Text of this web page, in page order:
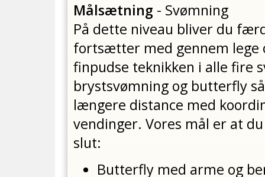
Målsætning - Svømning
På dette niveau bliver du
fortsætter med gennem lege
finpudse teknikken i alle fire
brystsvømning og butterfly
længere distance med
vendinger. Vores mål er at
slut:
Butterfly med arme og